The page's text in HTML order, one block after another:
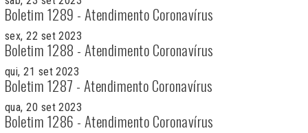
Boletim 1289 - Atendimento Coronavírus
sex, 22 set 2023
Boletim 1288 - Atendimento Coronavírus
qui, 21 set 2023
Boletim 1287 - Atendimento Coronavírus
qua, 20 set 2023
Boletim 1286 - Atendimento Coronavírus